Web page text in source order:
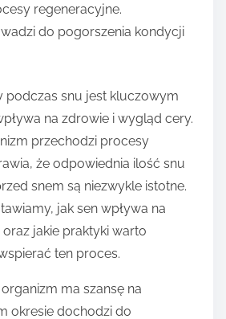
regeneracyjne.
do pogorszenia kondycji
podczas snu jest kluczowym
na zdrowie i wygląd cery.
przechodzi procesy
że odpowiednia ilość snu
snem są niezwykle istotne.
jak sen wpływa na
jakie praktyki warto
ten proces.
ma szansę na
okresie dochodzi do